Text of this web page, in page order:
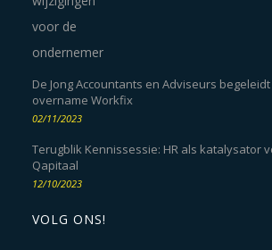
De Jong Accountants en Adviseurs
overname Workfix
02/11/2023
Terugblik Kennissessie: HR als katalysator
Qapitaal
12/10/2023
VOLG ONS!